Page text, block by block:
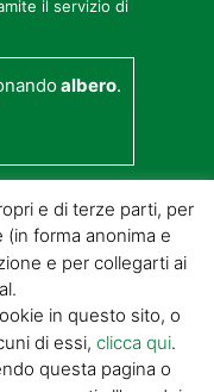
il servizio di
albero.
| P.IVA
– 51100 LOC.
e di terze parti, per
(in forma anonima e
e per collegarti ai
in questo sito, o
di essi, clicca qui.
questa pagina o